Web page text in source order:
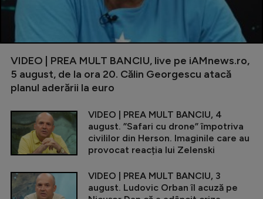
VIDEO | PREA MULT BANCIU, live pe iAMnews.ro,
5 august, de la ora 20. Călin Georgescu atacă
planul aderării la euro
VIDEO | PREA MULT BANCIU, 4
august. ”Safari cu drone” împotriva
civililor din Herson. Imaginile care au
provocat reacția lui Zelenski
VIDEO | PREA MULT BANCIU, 3
august. Ludovic Orban îl acuză pe